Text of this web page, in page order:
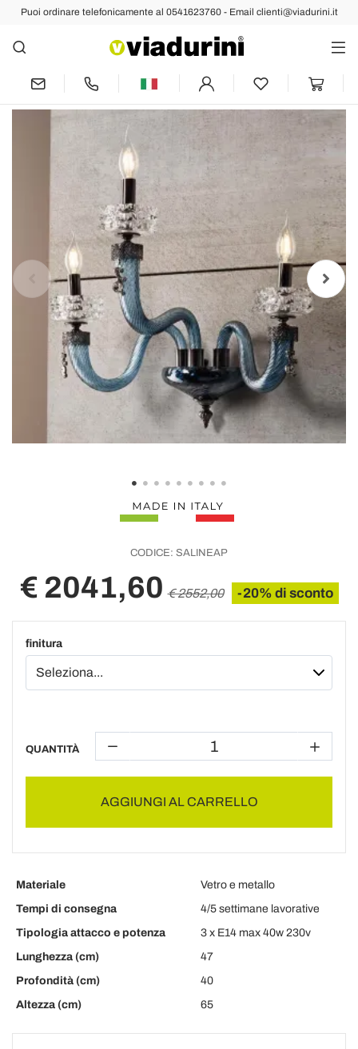
Puoi ordinare telefonicamente al 0541623760 - Email clienti@viadurini.it
Indietro Prec Succ
Applique Classica 3 Luci Vetro
Artigianale Lusso Made in Italy - Saline
CODICE: SALINEAP
€ 2041,60 € 2552,00 -20% di sconto
finitura
QUANTITÀ
AGGIUNGI AL CARRELLO
Materiale
Vetro e metallo
Tempi di consegna
4/5 settimane lavorative
Tipologia attacco e potenza
3 x E14 max 40w 230v
Lunghezza (cm)
47
Profondità (cm)
40
Altezza (cm)
65